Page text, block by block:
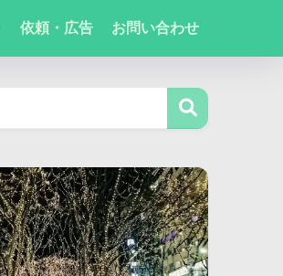
依頼・広告 お問い合わせ